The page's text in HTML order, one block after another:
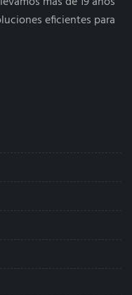
eficientes para